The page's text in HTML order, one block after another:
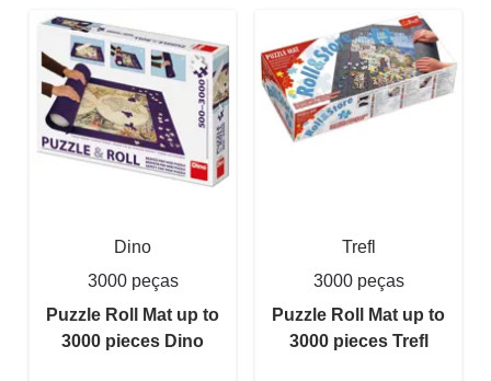
Dino
3000 peças
Puzzle Roll Mat up to
3000 pieces Dino
Trefl
3000 peças
Puzzle Roll Mat up to
3000 pieces Trefl